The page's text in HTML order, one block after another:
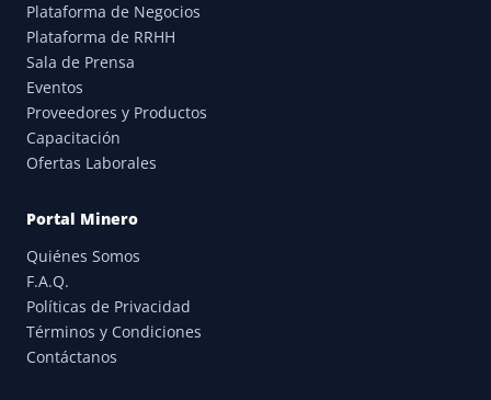
Plataforma de Negocios
Plataforma de RRHH
Sala de Prensa
Eventos
Proveedores y Productos
Capacitación
Ofertas Laborales
Portal Minero
Quiénes Somos
F.A.Q.
Políticas de Privacidad
Términos y Condiciones
Contáctanos